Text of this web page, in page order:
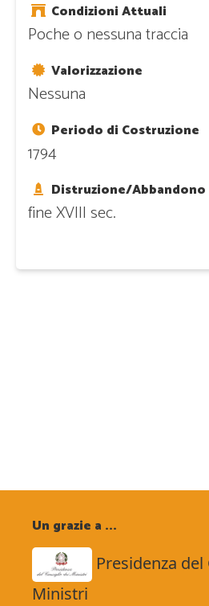
Condizioni Attuali
Poche o nessuna traccia
Valorizzazione
Nessuna
Periodo di Costruzione
1794
Distruzione/Abbandono
fine XVIII sec.
Un grazie a ...
Presidenza
Ministri